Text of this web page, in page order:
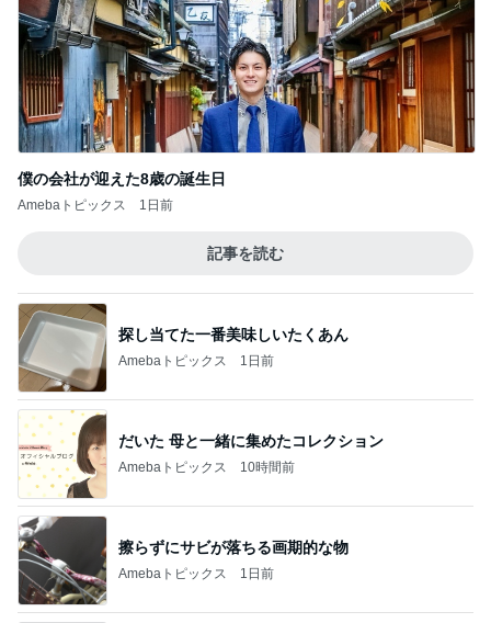
僕の会社が迎えた8歳の誕生日
Amebaトピックス 1日前
記事を読む
探し当てた一番美味しいたくあん
Amebaトピックス 1日前
だいた 母と一緒に集めたコレクション
Amebaトピックス 10時間前
擦らずにサビが落ちる画期的な物
Amebaトピックス 1日前